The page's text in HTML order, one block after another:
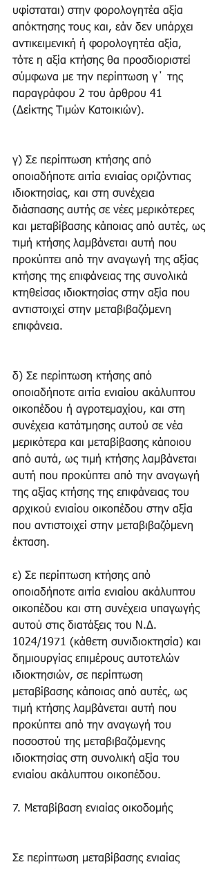
υφίσταται) στην φορολογητέα αξία
απόκτησης τους και, εάν δεν υπάρχει
αντικειμενική ή φορολογητέα αξία,
τότε η αξία κτήσης θα προσδιοριστεί
σύμφωνα με την περίπτωση γ΄ της
παραγράφου 2 του άρθρου 41
(Δείκτης Τιμών Κατοικιών).
γ) Σε περίπτωση κτήσης από
οποιαδήποτε αιτία ενιαίας οριζόντιας
ιδιοκτησίας, και στη συνέχεια
διάσπασης αυτής σε νέες μερικότερες
και μεταβίβασης κάποιας από αυτές, ως
τιμή κτήσης λαμβάνεται αυτή που
προκύπτει από την αναγωγή της αξίας
κτήσης της επιφάνειας της συνολικά
κτηθείσας ιδιοκτησίας στην αξία που
αντιστοιχεί στην μεταβιβαζόμενη
επιφάνεια.
δ) Σε περίπτωση κτήσης από
οποιαδήποτε αιτία ενιαίου ακάλυπτου
οικοπέδου ή αγροτεμαχίου, και στη
συνέχεια κατάτμησης αυτού σε νέα
μερικότερα και μεταβίβασης κάποιου
από αυτά, ως τιμή κτήσης λαμβάνεται
αυτή που προκύπτει από την αναγωγή
της αξίας κτήσης της επιφάνειας του
αρχικού ενιαίου οικοπέδου στην αξία
που αντιστοιχεί στην μεταβιβαζόμενη
έκταση.
ε) Σε περίπτωση κτήσης από
οποιαδήποτε αιτία ενιαίου ακάλυπτου
οικοπέδου και στη συνέχεια υπαγωγής
αυτού στις διατάξεις του Ν.Δ.
1024/1971 (κάθετη συνιδιοκτησία) και
δημιουργίας επιμέρους αυτοτελών
ιδιοκτησιών, σε περίπτωση
μεταβίβασης κάποιας από αυτές, ως
τιμή κτήσης λαμβάνεται αυτή που
προκύπτει από την αναγωγή του
ποσοστού της μεταβιβαζόμενης
ιδιοκτησίας στη συνολική αξία του
ενιαίου ακάλυπτου οικοπέδου.
7. Μεταβίβαση ενιαίας οικοδομής
Σε περίπτωση μεταβίβασης ενιαίας